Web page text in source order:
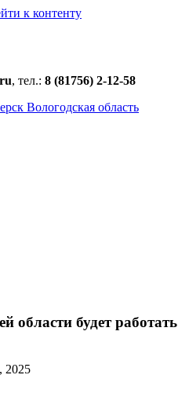
к контенту
, тел.: 8 (81756) 2-12-58
области будет работать
2025